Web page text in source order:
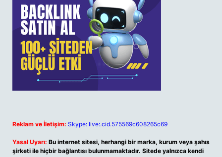
Reklam ve İletişim: Skype: live:.cid.575569c608265c69
Yasal Uyarı: Bu internet sitesi, herhangi bir marka, kurum veya şahıs
şirketi ile hiçbir bağlantısı bulunmamaktadır. Sitede yalnızca kendi